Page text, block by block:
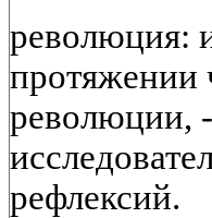
революция:
протяжении
революции,
рефлексий.